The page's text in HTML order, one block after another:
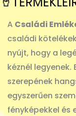
A Családi
családi
nyújt, hogy a
kéznél
szerepének
egyszerűen
fényképekkel és